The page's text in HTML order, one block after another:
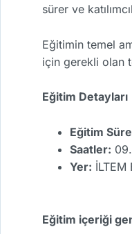
sürer ve
Eğitimin temel
için gerekli olan
Eğitim Detayları
Eğitim
Saatler:
Yer:
Eğitim içeriği